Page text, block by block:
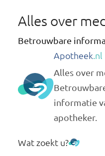
Alles over
Betrouwbare
Apotheek.nl
Alles over
informatie
apotheker.
Wat zoekt u?